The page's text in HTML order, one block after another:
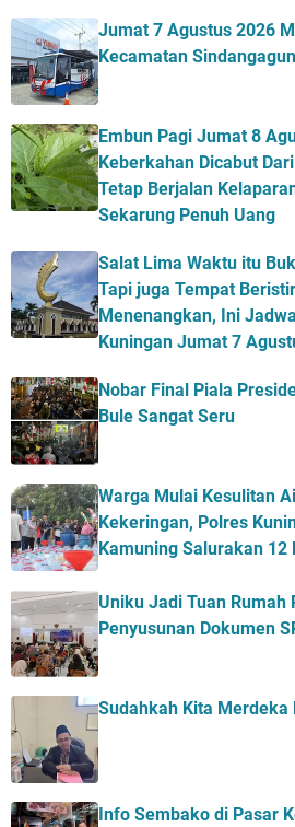
Jumat 7 Agustus 2026
Kecamatan
Embun Pagi Jumat 8
Keberkahan Dicabut
Tetap Berjalan
Sekarung Penuh Uang
Salat Lima Waktu itu
Tapi juga Tempat
Menenangkan, Ini
Kuningan Jumat 7
Nobar Final Piala
Bule Sangat Seru
Warga Mulai Kesulitan
Kekeringan, Polres
Kamuning Salurakan 12
Uniku Jadi Tuan Rumah
Penyusunan Dokumen
Sudahkah Kita Merdeka
Info Sembako di Pasar